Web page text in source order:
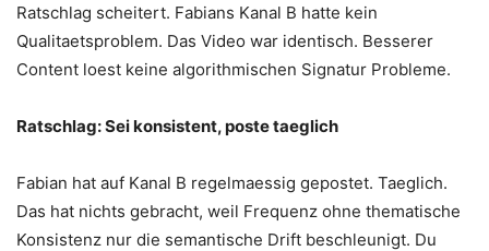
Ratschlag scheitert. Fabians Kanal B hatte kein
Qualitaetsproblem. Das Video war identisch. Besserer
Content loest keine algorithmischen Signatur Probleme.
Ratschlag: Sei konsistent, poste taeglich
Fabian hat auf Kanal B regelmaessig gepostet. Taeglich.
Das hat nichts gebracht, weil Frequenz ohne thematische
Konsistenz nur die semantische Drift beschleunigt. Du